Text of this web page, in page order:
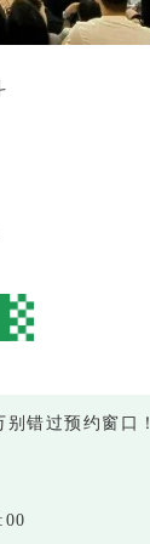
错过预约窗口！